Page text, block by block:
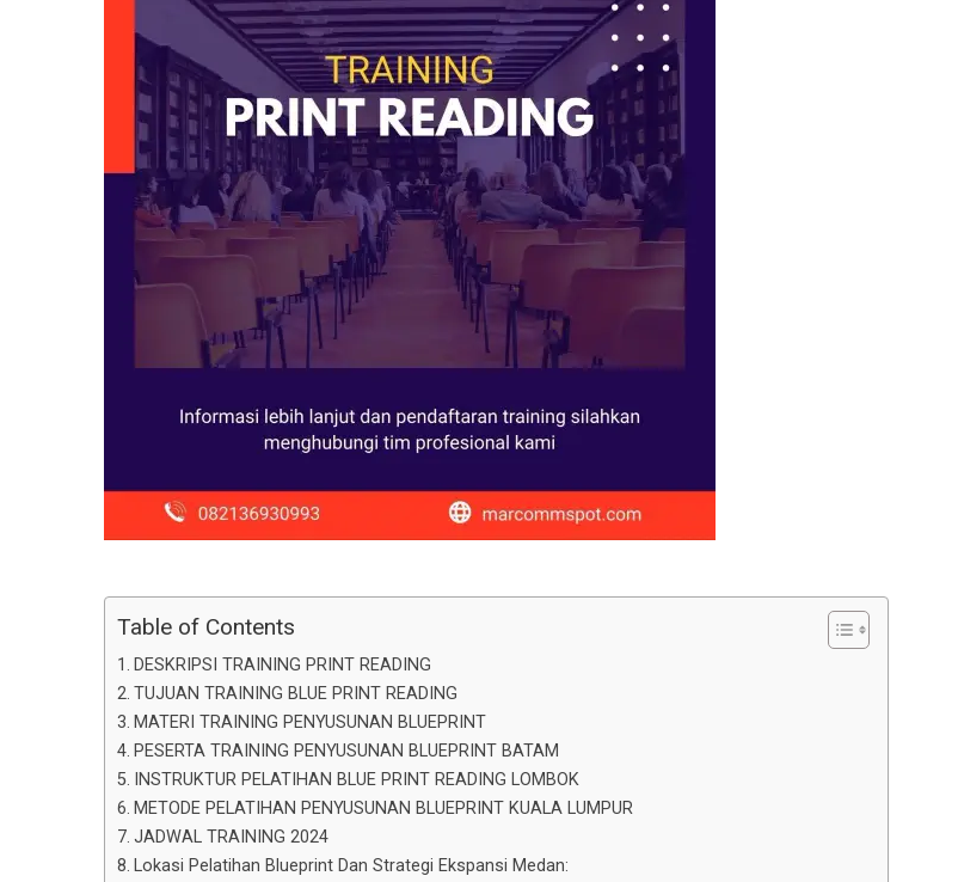
Table of Contents
DESKRIPSI TRAINING PRINT READING
TUJUAN TRAINING BLUE PRINT READING
MATERI TRAINING PENYUSUNAN BLUEPRINT
PESERTA TRAINING PENYUSUNAN BLUEPRINT BATAM
INSTRUKTUR PELATIHAN BLUE PRINT READING LOMBOK
METODE PELATIHAN PENYUSUNAN BLUEPRINT KUALA LUMPUR
JADWAL TRAINING 2024
Lokasi Pelatihan Blueprint Dan Strategi Ekspansi Medan: